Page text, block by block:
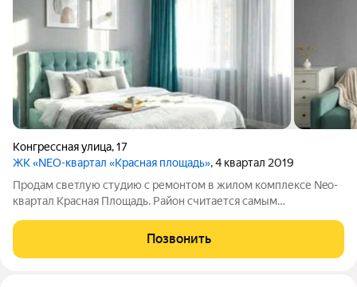
Конгрессная улица,17
ЖК «NEO-квартал «Красная площадь», 4 квартал 2019
Продам светлую студию с ремонтом в жилом комплексе Neo-
квартал Красная Площадь. Район считается самым
обещают запуск трамвайной линии, в 2027 ожидается
открытие нового парка Достижение,
Позвонить